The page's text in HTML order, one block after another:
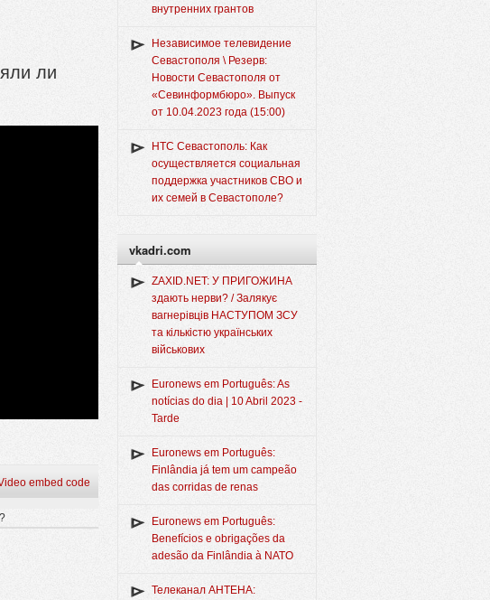
ли
embed code
внутренних грантов
Независимое телевидение
Севастополя \ Резерв:
Новости Севастополя от
«Севинформбюро». Выпуск
от 10.04.2023 года (15:00)
НТС Севастополь: Как
осуществляется социальная
поддержка участников СВО и
их семей в Севастополе?
vkadri.com
ZAXID.NET: У ПРИГОЖИНА
здають нерви? / Залякує
вагнерівців НАСТУПОМ ЗСУ
та кількістю українських
військових
Euronews em Português: As
notícias do dia | 10 Abril 2023 -
Tarde
Euronews em Português:
Finlândia já tem um campeão
das corridas de renas
Euronews em Português:
Benefícios e obrigações da
adesão da Finlândia à NATO
Телеканал АНТЕНА: